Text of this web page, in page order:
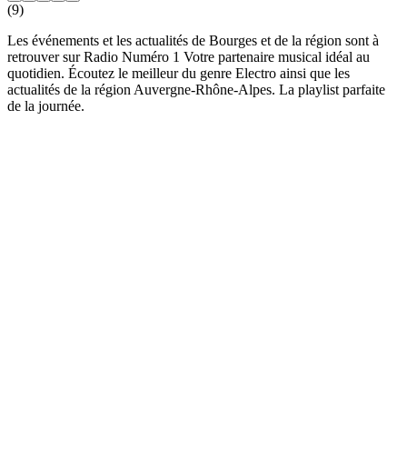
(9)
Les événements et les actualités de Bourges et de la région sont à
retrouver sur Radio Numéro 1 Votre partenaire musical idéal au
quotidien. Écoutez le meilleur du genre Electro ainsi que les
actualités de la région Auvergne-Rhône-Alpes. La playlist parfaite
de la journée.